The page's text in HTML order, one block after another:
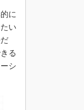
に
い
る
シ